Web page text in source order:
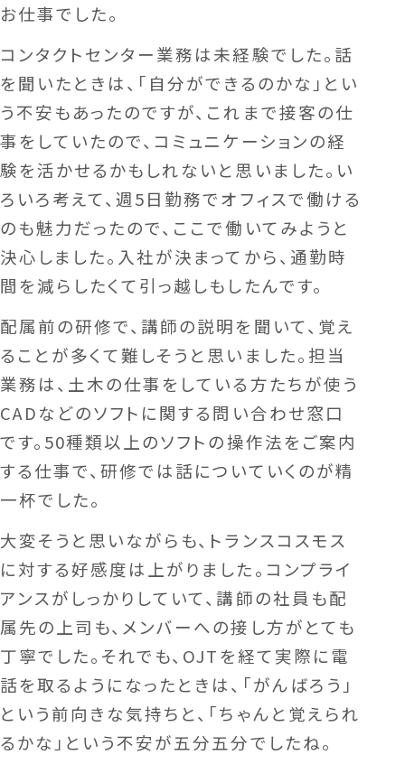
お仕事でした。
コンタクトセンター業務は未経験でした。話
を聞いたときは、「自分ができるのかな」とい
う不安もあったのですが、これまで接客の仕
事をしていたので、コミュニケーションの経
験を活かせるかもしれないと思いました。い
ろいろ考えて、週5日勤務でオフィスで働ける
のも魅力だったので、ここで働いてみようと
決心しました。入社が決まってから、通勤時
間を減らしたくて引っ越しもしたんです。
配属前の研修で、講師の説明を聞いて、覚え
ることが多くて難しそうと思いました。担当
業務は、土木の仕事をしている方たちが使う
CADなどのソフトに関する問い合わせ窓口
です。50種類以上のソフトの操作法をご案内
する仕事で、研修では話についていくのが精
一杯でした。
大変そうと思いながらも、トランスコスモス
に対する好感度は上がりました。コンプライ
アンスがしっかりしていて、講師の社員も配
属先の上司も、メンバーへの接し方がとても
丁寧でした。それでも、OJTを経て実際に電
話を取るようになったときは、「がんばろう」
という前向きな気持ちと、「ちゃんと覚えられ
るかな」という不安が五分五分でしたね。